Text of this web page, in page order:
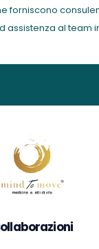
forniscono
assistenza al team